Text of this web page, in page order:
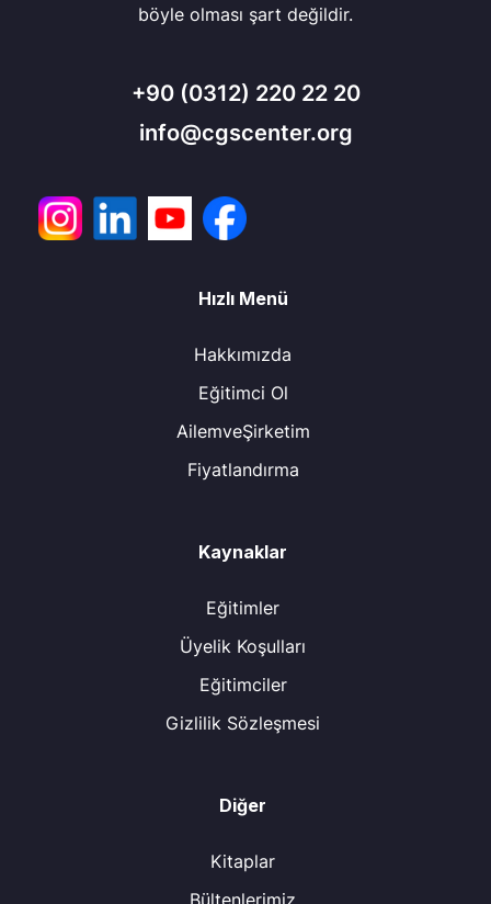
böyle olması şart değildir.
+90 (0312) 220 22 20
info@cgscenter.org
Hızlı Menü
Hakkımızda
Eğitimci Ol
AilemveŞirketim
Fiyatlandırma
Kaynaklar
Eğitimler
Üyelik Koşulları
Eğitimciler
Gizlilik Sözleşmesi
Diğer
Kitaplar
Bültenlerimiz